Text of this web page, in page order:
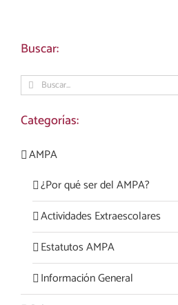
Buscar:
Buscar:
Categorías:
AMPA
¿Por qué ser del AMPA?
Actividades Extraescolares
Estatutos AMPA
Información General